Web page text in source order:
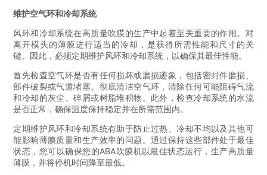
维护空气环和冷却系统
风环和冷却系统在高质量吹膜的生产中起着至关重要的作用。对
离开模头的薄膜进行适当的冷却，是获得所需性能和尺寸的关
键。因此，必须定期维护风环和冷却系统，以确保其最佳性能。
首先检查空气环是否有任何损坏或磨损迹象，包括密封件磨损、
部件破裂或气道堵塞。彻底清洁空气环，清除任何可能阻碍气流
和冷却的灰尘、碎屑或树脂堆积物。此外，检查冷却系统的水流
是否正常，确保温度保持稳定并在所需范围内。
定期维护风环和冷却系统有助于防止过热、冷却不均以及其他可
能影响薄膜质量和生产效率的问题。通过保持这些部件处于最佳
状态，您可以确保您的ABA吹膜机以最佳状态运行，生产高质量
薄膜，并将停机时间降至最低。